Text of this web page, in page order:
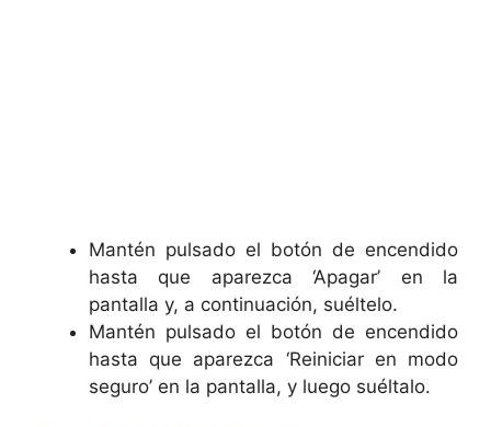
Mantén pulsado el botón de encendido
hasta que aparezca ‘Apagar’ en la
pantalla y, a continuación, suéltelo.
Mantén pulsado el botón de encendido
hasta que aparezca ‘Reiniciar en modo
seguro’ en la pantalla, y luego suéltalo.